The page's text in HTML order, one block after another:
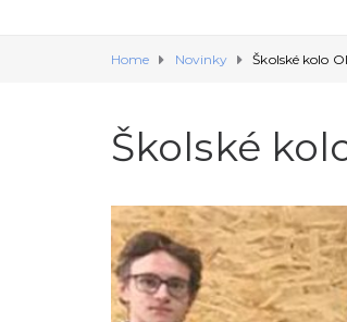
Home Novinky Školské kolo
Školské